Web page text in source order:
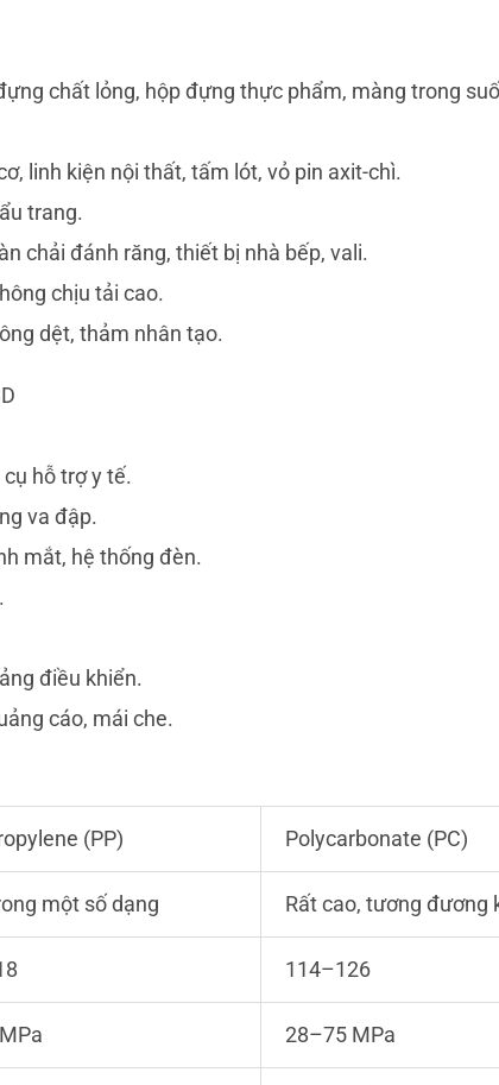
chất lỏng, hộp đựng thực phẩm, màng trong
linh kiện nội thất, tấm lót, vỏ pin axit-chì.
trang.
chải đánh răng, thiết bị nhà bếp, vali.
chịu tải cao.
dệt, thảm nhân tạo.
hỗ trợ y tế.
va đập.
mắt, hệ thống đèn.
điều khiển.
cáo, mái che.
(PP) Polycarbonate (PC)
một số dạng Rất cao, tương đương
114–126
28–75 MPa